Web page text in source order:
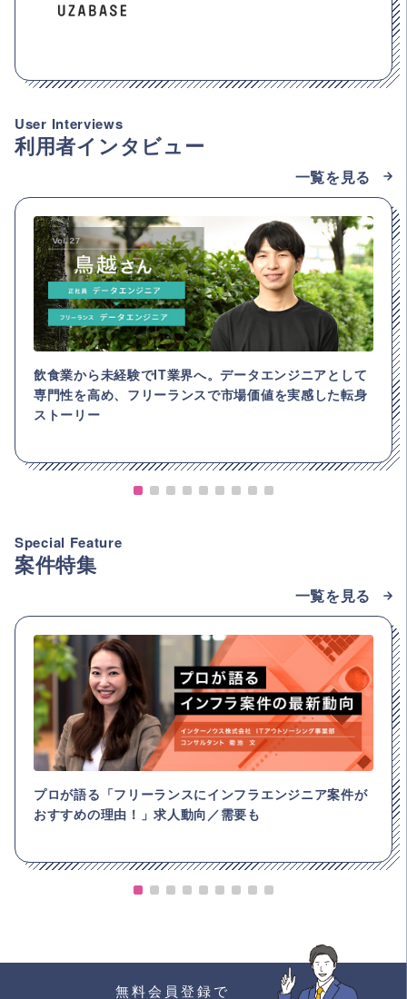
User Interviews
利用者インタビュー
一覧を見る
飲食業から未経験でIT業界へ。データエンジニアとして
専門性を高め、フリーランスで市場価値を実感した転身
ストーリー
Special Feature
案件特集
一覧を見る
プロが語る「フリーランスにインフラエンジニア案件が
おすすめの理由！」求人動向／需要も
無料会員登録で